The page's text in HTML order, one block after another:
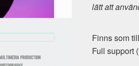
lätt att
Finns som
Full support